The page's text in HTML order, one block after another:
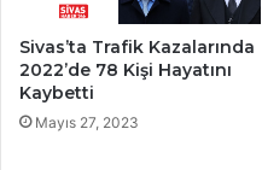
Sivas’ta Trafik Kazalarında
2022’de 78 Kişi Hayatını
Kaybetti
Mayıs 27, 2023